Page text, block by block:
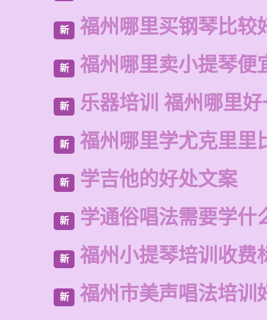
新 福州哪里买钢琴比较
新 福州哪里卖小提琴便
新 乐器培训 福州哪里
新 福州哪里学尤克里里
新 学吉他的好处文案
新 学通俗唱法需要学什
新 福州小提琴培训收费
新 福州市美声唱法培训